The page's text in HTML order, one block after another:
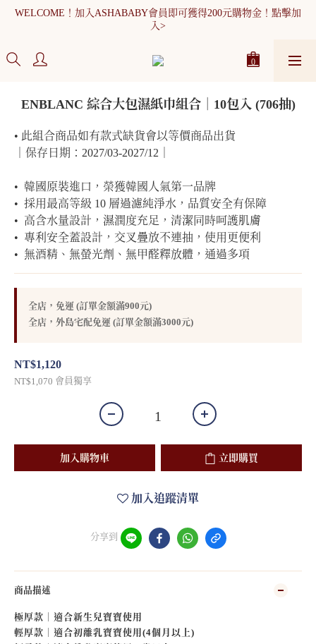
WELCOME！加入ASHABABY會員即可獲得200元購物金！點擊加
入>
全館消費滿900元免運
WELCOME！加入ASHABABY會員即可獲得200元購物金！點擊加
ENBLANC 綜合大包濕紙巾組合｜10包入 (706抽)
• 此組合商品如有款式缺貨會以等價商品出貨
｜保存日期：2027/03-2027/12｜
•  韓國原裝進口，榮獲韓國人氣第一品牌
•  採用最高等級 10 層過濾純淨水，品質安全有保障
•  高含水量設計，濕潤度充足，清潔同時呵護肌膚
•  專利安全蓋設計，交叉疊放不連抽，使用更便利
•  無酒精、無螢光劑、無甲醛釋放體，通過多項
全店，免運 (訂單金額滿900元)
全店，外島宅配免運 (訂單金額滿3000元)
NT$1,120
NT$1,070 會員獨享
加入購物車 立即購買
加入追蹤清單
分享到
商品描述
極厚款｜適合新生兒寶寶使用
輕厚款｜適合初離乳寶寶使用(4個月以上)